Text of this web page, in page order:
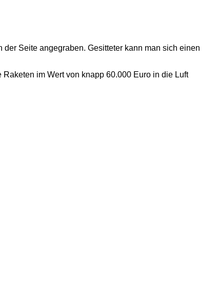
Seite angegraben. Gesitteter kann man sich einen
im Wert von knapp 60.000 Euro in die Luft